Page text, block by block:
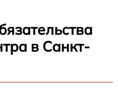
в Санкт-